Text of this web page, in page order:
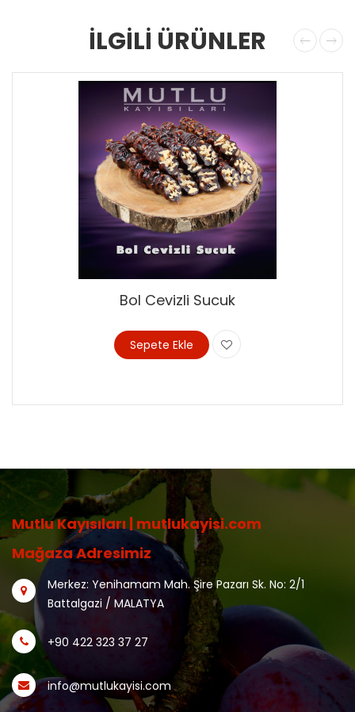
İLGİLİ ÜRÜNLER
Bol Cevizli Sucuk
Sepete Ekle
Mutlu Kayısıları | mutlukayisi.com
Mağaza Adresimiz
Merkez: Yenihamam Mah. Şire Pazarı Sk. No: 2/1
Battalgazi / MALATYA
+90 422 323 37 27
info@mutlukayisi.com